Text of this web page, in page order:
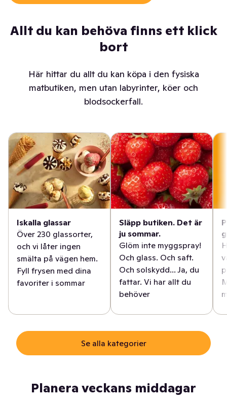
Allt du kan behöva finns ett klick
bort
Här hittar du allt du kan köpa i den fysiska
matbutiken, men utan labyrinter, köer och
blodsockerfall.
Iskalla glassar
Över 230 glassorter,
och vi låter ingen
smälta på vägen hem.
Fyll frysen med dina
favoriter i sommar
Släpp butiken. Det är
ju sommar.
Glöm inte myggspray!
Och glass. Och saft.
Och solskydd... Ja, du
fattar. Vi har allt du
behöver
Se alla kategorier
Planera veckans middagar